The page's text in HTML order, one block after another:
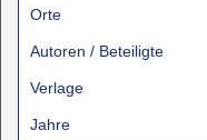
Orte
Autoren / Beteiligte
Verlage
Jahre